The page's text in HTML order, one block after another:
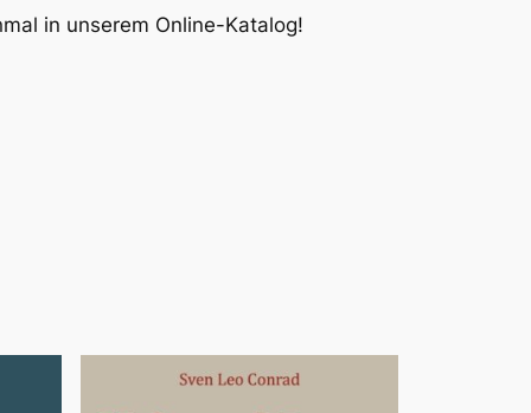
in unserem Online-Katalog!